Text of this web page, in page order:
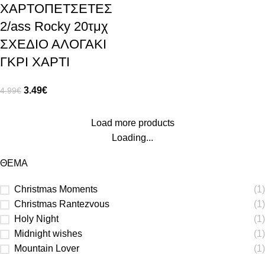
ΘΕΜΑ
Christmas Moments
(1)
Christmas Rantezvous
(1)
Holy Night
(1)
Midnight wishes
(1)
Mountain Lover
(1)
ΧΑΡΤΟΠΕΤΣΕΤΕΣ
2/ass Rocky 20τμχ
ΣΧΕΔΙΟ ΑΛΟΓΑΚΙ
ΓΚΡΙ ΧΑΡΤΙ
4.99€ 3.49€
Load more products
Loading...